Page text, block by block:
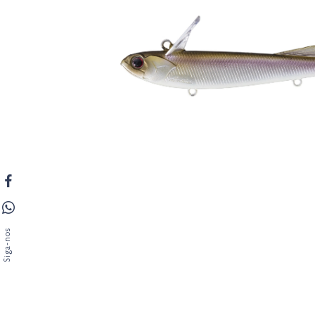
Siga-nos